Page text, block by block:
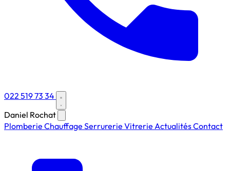
022 519 73 34
Daniel Rochat
Plomberie Chauffage Serrurerie Vitrerie ActualitésContact